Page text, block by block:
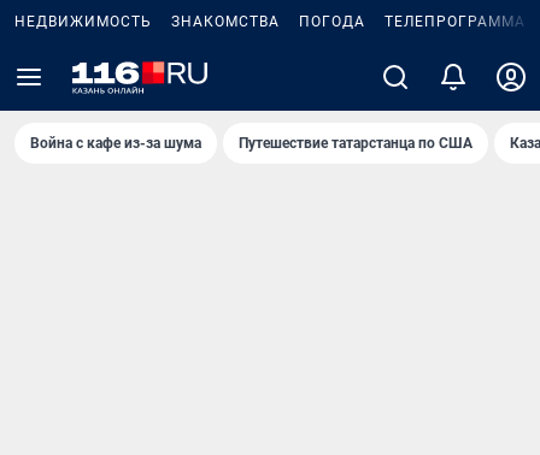
НЕДВИЖИМОСТЬ ЗНАКОМСТВА ПОГОДА ТЕЛЕПРОГРАММА
Война с кафе из-за шума Путешествие татарстанца по США